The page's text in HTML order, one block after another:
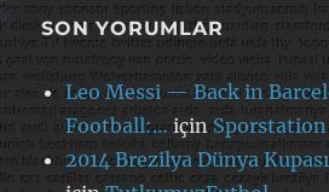
SON YORUMLAR
Leo Messi — Back in
Football:…içinSporstation
2014 Brezilya Dünya